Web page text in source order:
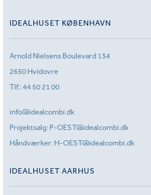
IDEALHUSET KØBENHAVN
Arnold Nielsens Boulevard 134
2650 Hvidovre
Tlf.:44 50 21 00
info@idealcombi.dk
Projektsalg: P-OEST@idealcombi.dk
Håndværker: H-OEST@idealcombi.dk
IDEALHUSET AARHUS